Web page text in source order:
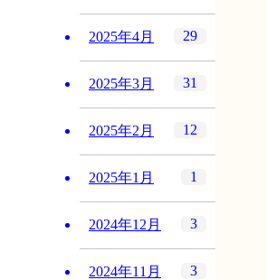
2025年4月 29
2025年3月 31
2025年2月 12
2025年1月 1
2024年12月 3
2024年11月 3